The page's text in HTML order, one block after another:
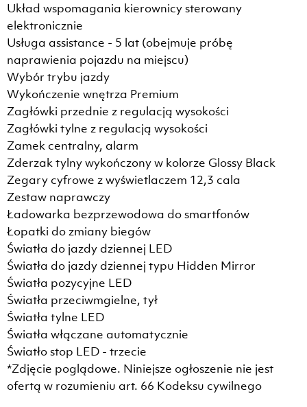
Układ wspomagania kierownicy sterowany
elektronicznie
Usługa assistance - 5 lat (obejmuje próbę
naprawienia pojazdu na miejscu)
Wybór trybu jazdy
Wykończenie wnętrza Premium
Zagłówki przednie z regulacją wysokości
Zagłówki tylne z regulacją wysokości
Zamek centralny, alarm
Zderzak tylny wykończony w kolorze Glossy Black
Zegary cyfrowe z wyświetlaczem 12,3 cala
Zestaw naprawczy
Ładowarka bezprzewodowa do smartfonów
Łopatki do zmiany biegów
Światła do jazdy dziennej LED
Światła do jazdy dziennej typu Hidden Mirror
Światła pozycyjne LED
Światła przeciwmgielne, tył
Światła tylne LED
Światła włączane automatycznie
Światło stop LED - trzecie
*Zdjęcie poglądowe. Niniejsze ogłoszenie nie jest
ofertą w rozumieniu art. 66 Kodeksu cywilnego